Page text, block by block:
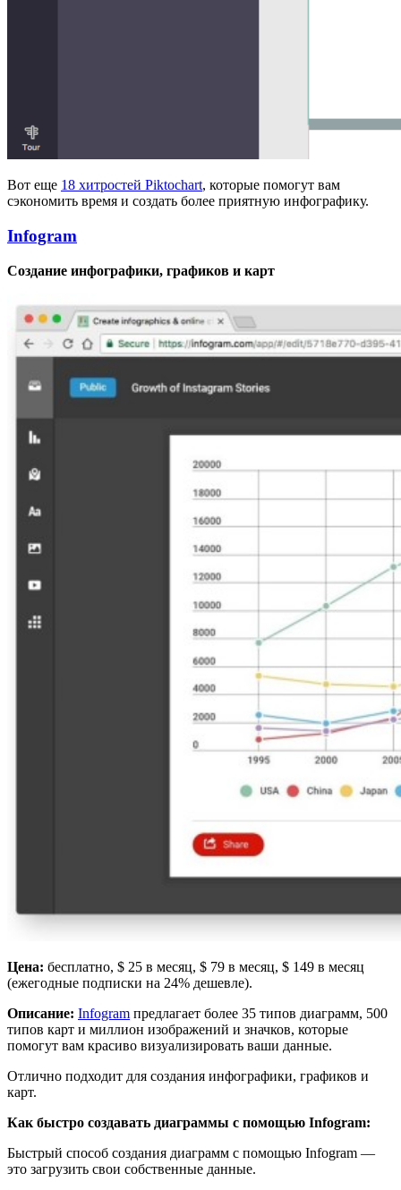
Вот еще 18 хитростей Piktochart, которые помогут вам
сэкономить время и создать более приятную инфографику.
Infogram
Создание инфографики, графиков и карт
Цена: бесплатно, $ 25 в месяц, $ 79 в месяц, $ 149 в месяц
(ежегодные подписки на 24% дешевле).
Описание: Infogram предлагает более 35 типов диаграмм, 500
типов карт и миллион изображений и значков, которые
помогут вам красиво визуализировать ваши данные.
Отлично подходит для создания инфографики, графиков и
карт.
Как быстро создавать диаграммы с помощью Infogram:
Быстрый способ создания диаграмм с помощью Infogram —
это загрузить свои собственные данные.